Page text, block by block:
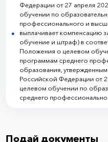
Федерации от 27 апреля
обучении по
профессионального и
выплачивает компенсацию
обучение и штраф) в
Положения о целевом
программам среднего
образования,
Российской Федерации от
целевом обучении по
среднего
Подай документы